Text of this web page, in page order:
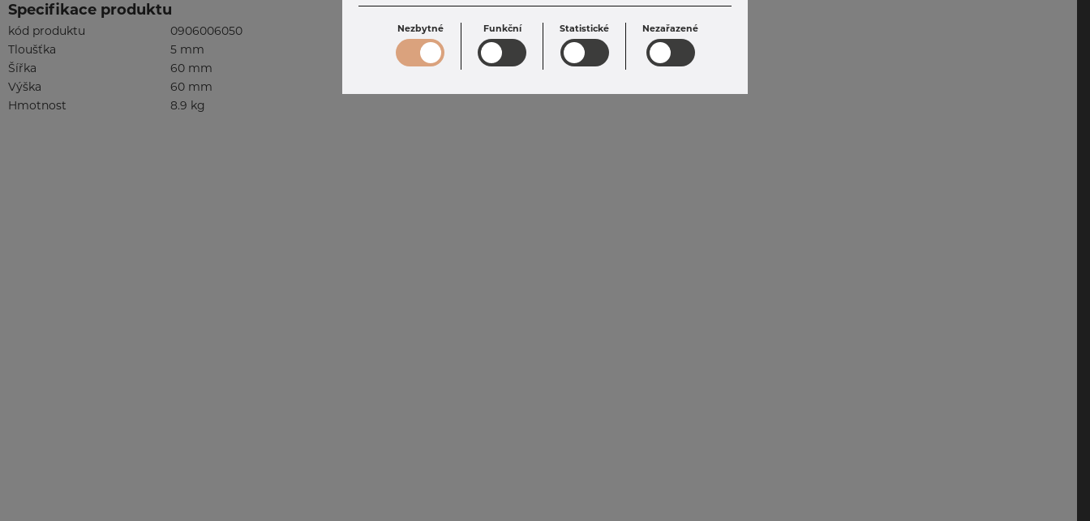
Specifikace produktu
kód produktu
0906006050
Tloušťka
5 mm
Šířka
60 mm
Výška
60 mm
Hmotnost
8.9 kg
Nezbytné Funkční Statistické Nezařazené